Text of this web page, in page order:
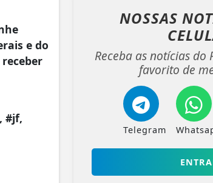
e do
#jf,
NOSSAS
Receba as notícias do
favorito de
Telegram